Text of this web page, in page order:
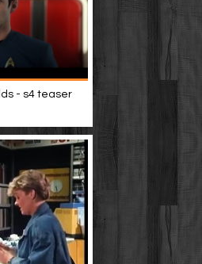
- s4 teaser